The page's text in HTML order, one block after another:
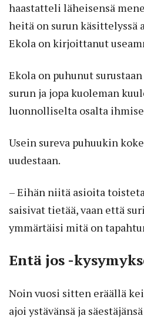
haastatteli läheisensä
heitä on surun käsittelyssä
Ekola on kirjoittanut
Ekola on puhunut
surun ja jopa kuoleman
luonnolliselta osalta
Usein sureva puhuukin
uudestaan.
– Eihän niitä asioita
saisivat tietää, vaan että
ymmärtäisi mitä on
Entä jos -
Noin vuosi sitten eräällä
ajoi ystävänsä ja